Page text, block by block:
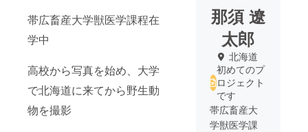
帯広畜産大学獣医学課程在
学中
高校から写真を始め、大学
で北海道に来てから野生動
物を撮影
那須 遼
太郎
北海道
初めてのプ
ロジェクト
です
帯広畜産大
学獣医学課